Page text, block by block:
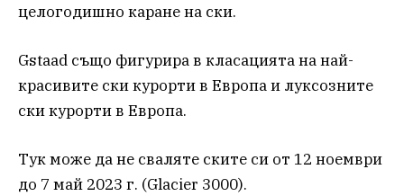
целогодишно каране на ски.
Gstaad също фигурира в класацията на най-
красивите ски курорти в Европа и луксозните
ски курорти в Европа.
Тук може да не сваляте ските си от 12 ноември
до 7 май 2023 г. (Glacier 3000).